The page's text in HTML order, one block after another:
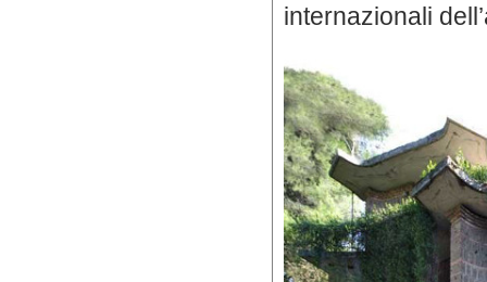
internazionali